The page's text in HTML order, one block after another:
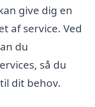
give dig en
af service. Ved
du
så du
dit behov.